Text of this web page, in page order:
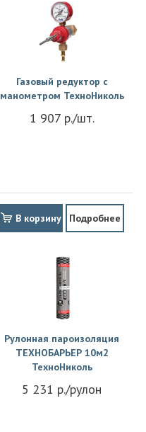
Газовый редуктор с
манометром ТехноНиколь
1 907 р./шт.
В корзину Подробнее
Рулонная пароизоляция
ТЕХНОБАРЬЕР 10м2
ТехноНиколь
5 231 р./рулон